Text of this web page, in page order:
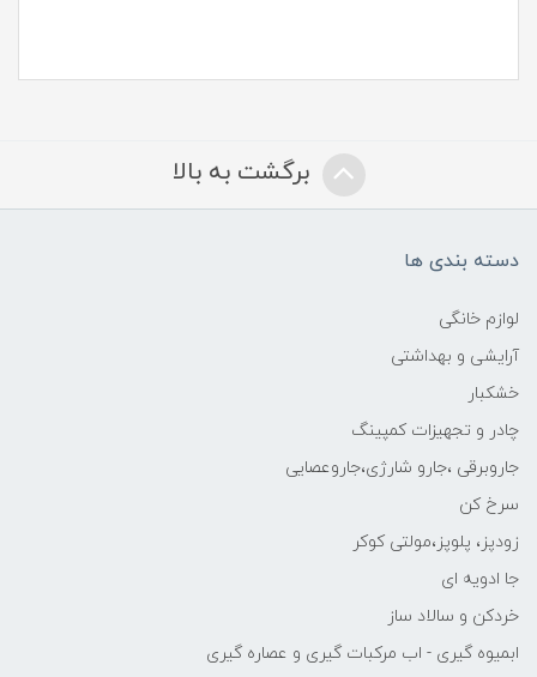
برگشت به بالا
دسته بندی ها
لوازم خانگی
آرایشی و بهداشتی
خشکبار
چادر و تجهیزات کمپینگ
جاروبرقی ،جارو شارژی،جاروعصایی
سرخ کن
زودپز، پلوپز،مولتی کوکر
جا ادویه ای
خردکن و سالاد ساز
ابمیوه گیری - اب مرکبات گیری و عصاره گیری